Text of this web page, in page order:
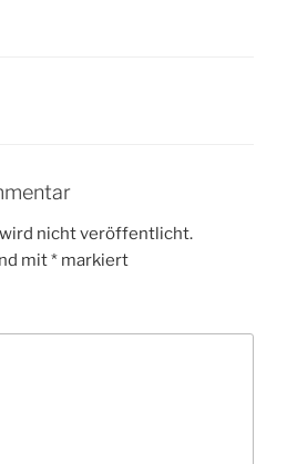
nicht veröffentlicht.
mit* markiert